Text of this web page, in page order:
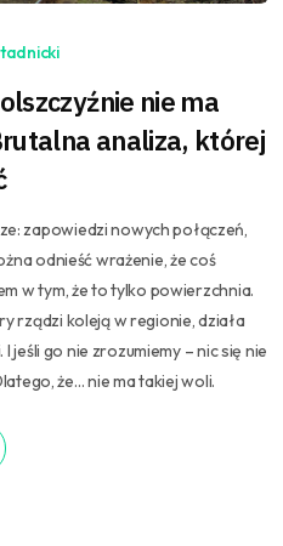
nie ma
analiza, której
zapowiedzi nowych połączeń,
odnieść wrażenie, że coś
w tym, że to tylko powierzchnia.
rządzi koleją w regionie, działa
jeśli go nie zrozumiemy – nic się nie
że… nie ma takiej woli.